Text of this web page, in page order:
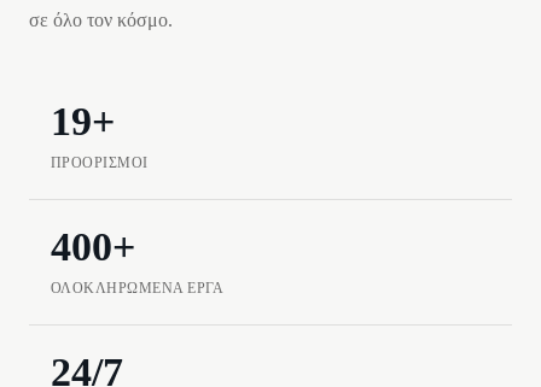
σε όλο τον κόσμο.
19+
ΠΡΟΟΡΙΣΜΟΊ
400+
ΟΛΟΚΛΗΡΩΜΈΝΑ ΈΡΓΑ
24/7